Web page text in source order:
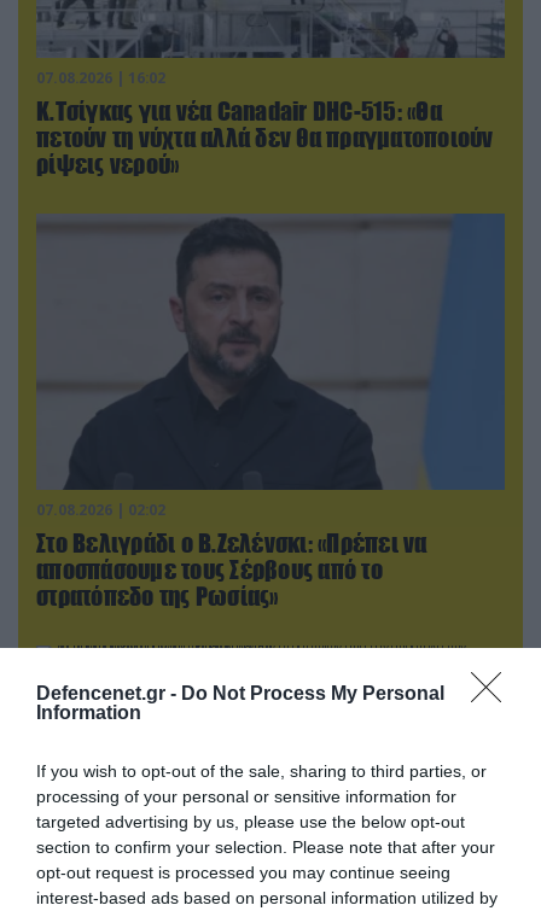
Defencenet.gr - Do Not Process My Personal
Information
If you wish to opt-out of the sale, sharing to third parties, or
processing of your personal or sensitive information for
targeted advertising by us, please use the below opt-out
section to confirm your selection. Please note that after your
opt-out request is processed you may continue seeing
interest-based ads based on personal information utilized by
07.08.2026 | 16:02
Κ.Τσίγκας για νέα Canadair DHC-515: «Θα
πετούν τη νύχτα αλλά δεν θα πραγματοποιούν
ρίψεις νερού»
07.08.2026 | 02:02
Στο Βελιγράδι ο Β.Ζελένσκι: «Πρέπει να
αποσπάσουμε τους Σέρβους από το
στρατόπεδο της Ρωσίας»